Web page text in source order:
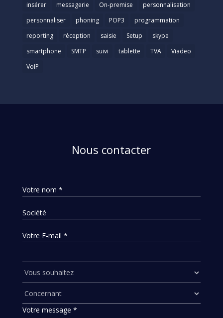
insérer
messagerie On-premise
personnalisation
personnaliser
phoning POP3
programmation
reporting
réception saisie Setup
skype
smartphone
SMTP suivi tablette TVA
Viadeo
VoIP
Nous contacter
Votre nom *
Société
Votre E-mail *
Votre message *